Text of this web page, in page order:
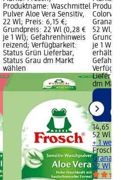
Produktname: Waschmittel
Pulver Aloe Vera Sensitiv,
22 Wl; Preis: 6,15 €;
Grundpreis: 22 Wl (0,28 €
je 1 Wl); Gefahrenhinweis
reizend; Verfügbarkeit:
Status Grün Lieferbar,
Status Grau dm Markt
wählen
52 Wl;
je 1
dm
14,65 €
52 Wl
+ 1
Frosch
52 Wl